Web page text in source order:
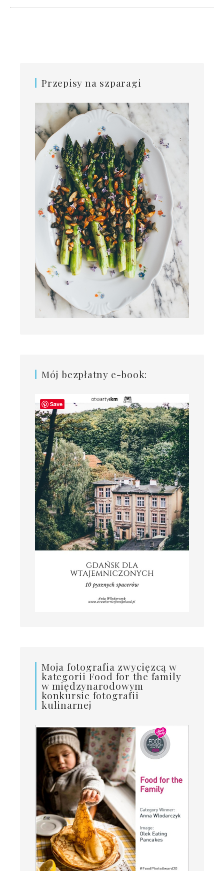
Przepisy na szparagi
Mój bezpłatny e-book:
Moja fotografia zwycięzcą w
kategorii Food for the family
w międzynarodowym
konkursie fotografii
kulinarnej
Save